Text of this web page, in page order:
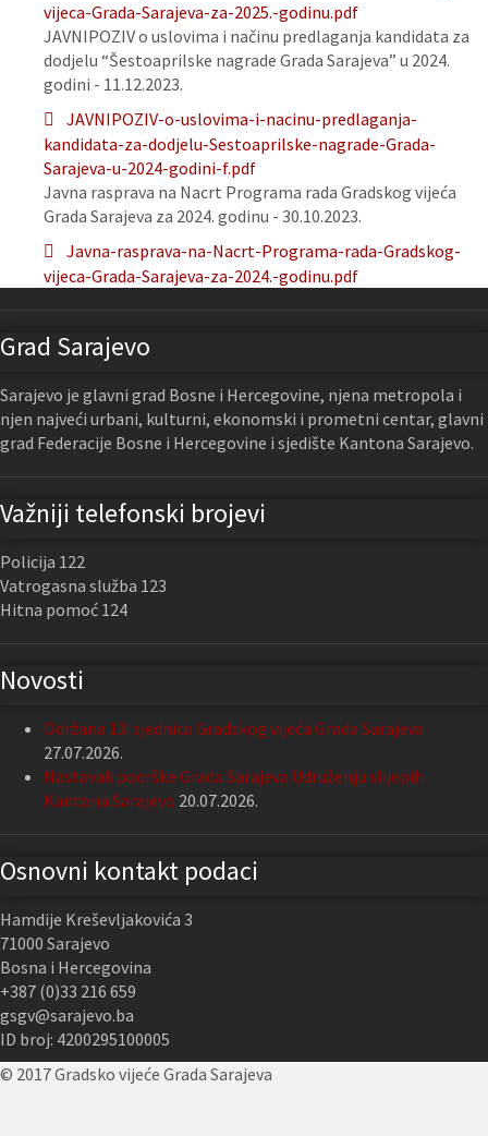
vijeca-Grada-Sarajeva-za-2025.-godinu.pdf
JAVNIPOZIV o uslovima i načinu predlaganja kandidata za
dodjelu “Šestoaprilske nagrade Grada Sarajeva” u 2024.
godini - 11.12.2023.
JAVNIPOZIV-o-uslovima-i-nacinu-predlaganja-
kandidata-za-dodjelu-Sestoaprilske-nagrade-Grada-
Sarajeva-u-2024-godini-f.pdf
Javna rasprava na Nacrt Programa rada Gradskog vijeća
Grada Sarajeva za 2024. godinu - 30.10.2023.
Javna-rasprava-na-Nacrt-Programa-rada-Gradskog-
vijeca-Grada-Sarajeva-za-2024.-godinu.pdf
Grad Sarajevo
Sarajevo je glavni grad Bosne i Hercegovine, njena metropola i
njen najveći urbani, kulturni, ekonomski i prometni centar, glavni
grad Federacije Bosne i Hercegovine i sjedište Kantona Sarajevo.
Važniji telefonski brojevi
Policija 122
Vatrogasna služba 123
Hitna pomoć 124
Novosti
Održana 13. sjednica Gradskog vijeća Grada Sarajeva
27.07.2026.
Nastavak podrške Grada Sarajeva Udruženju slijepih
Kantona Sarajevo 20.07.2026.
Osnovni kontakt podaci
Hamdije Kreševljakovića 3
71000 Sarajevo
Bosna i Hercegovina
+387 (0)33 216 659
gsgv@sarajevo.ba
ID broj: 4200295100005
© 2017 Gradsko vijeće Grada Sarajeva